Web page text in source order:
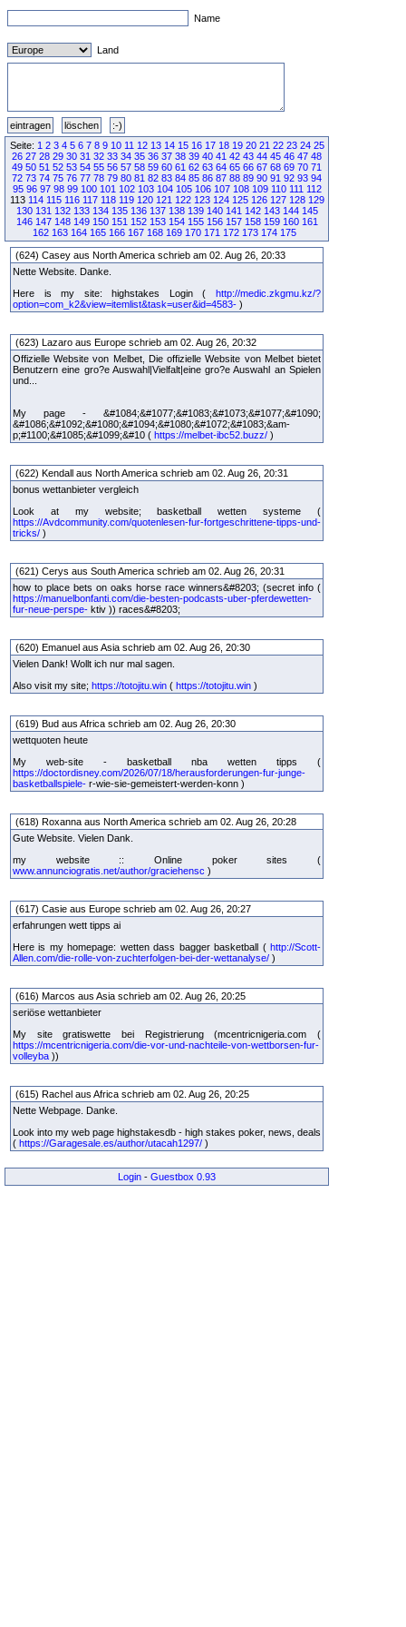
Name
Land
Seite: 1 2 3 4 5 6 7 8 9 10 11 12 13 14 15 16 17 18 19 20 21 22 23 24 25
26 27 28 29 30 31 32 33 34 35 36 37 38 39 40 41 42 43 44 45 46 47 48
49 50 51 52 53 54 55 56 57 58 59 60 61 62 63 64 65 66 67 68 69 70 71
72 73 74 75 76 77 78 79 80 81 82 83 84 85 86 87 88 89 90 91 92 93 94
95 96 97 98 99 100 101 102 103 104 105 106 107 108 109 110 111 112
113 114 115 116 117 118 119 120 121 122 123 124 125 126 127 128 129
130 131 132 133 134 135 136 137 138 139 140 141 142 143 144 145
146 147 148 149 150 151 152 153 154 155 156 157 158 159 160 161
162 163 164 165 166 167 168 169 170 171 172 173 174 175
(624) Casey aus North America schrieb am 02. Aug 26, 20:33
Nette Website. Danke.
Here is my site: highstakes Login ( http://medic.zkgmu.kz/?
option=com_k2&view=itemlist&task=user&id=4583- )
(623) Lazaro aus Europe schrieb am 02. Aug 26, 20:32
Offizielle Website von Melbet, Die offizielle Website von Melbet bietet
Benutzern eine gro?e Auswahl|Vielfalt|eine gro?e Auswahl an Spielen
und...
My page - &#1084;&#1077;&#1083;&#1073;&#1077;&#1090;
&#1086;&#1092;&#1080;&#1094;&#1080;&#1072;&#1083;&am-
p;#1100;&#1085;&#1099;&#10 ( https://melbet-ibc52.buzz/ )
(622) Kendall aus North America schrieb am 02. Aug 26, 20:31
bonus wettanbieter vergleich
Look at my website; basketball wetten systeme (
https://Avdcommunity.com/quotenlesen-fur-fortgeschrittene-tipps-und-
tricks/ )
(621) Cerys aus South America schrieb am 02. Aug 26, 20:31
how to place bets on oaks horse race winners&#8203; (secret info (
https://manuelbonfanti.com/die-besten-podcasts-uber-pferdewetten-
fur-neue-perspe- ktiv )) races&#8203;
(620) Emanuel aus Asia schrieb am 02. Aug 26, 20:30
Vielen Dank! Wollt ich nur mal sagen.
Also visit my site; https://totojitu.win ( https://totojitu.win )
(619) Bud aus Africa schrieb am 02. Aug 26, 20:30
wettquoten heute
My web-site - basketball nba wetten tipps (
https://doctordisney.com/2026/07/18/herausforderungen-fur-junge-
basketballspiele- r-wie-sie-gemeistert-werden-konn )
(618) Roxanna aus North America schrieb am 02. Aug 26, 20:28
Gute Website. Vielen Dank.
my website :: Online poker sites (
www.annunciogratis.net/author/graciehensc )
(617) Casie aus Europe schrieb am 02. Aug 26, 20:27
erfahrungen wett tipps ai
Here is my homepage: wetten dass bagger basketball ( http://Scott-
Allen.com/die-rolle-von-zuchterfolgen-bei-der-wettanalyse/ )
(616) Marcos aus Asia schrieb am 02. Aug 26, 20:25
seriöse wettanbieter
My site gratiswette bei Registrierung (mcentricnigeria.com (
https://mcentricnigeria.com/die-vor-und-nachteile-von-wettborsen-fur-
volleyba ))
(615) Rachel aus Africa schrieb am 02. Aug 26, 20:25
Nette Webpage. Danke.
Look into my web page highstakesdb - high stakes poker, news, deals
( https://Garagesale.es/author/utacah1297/ )
Login - Guestbox 0.93